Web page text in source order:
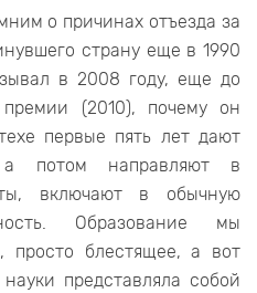
о причинах отъезда за
страну еще в 1990
в 2008 году, еще до
премии (2010), почему он
первые пять лет дают
а потом направляют в
включают в обычную
Образование мы
просто блестящее, а вот
представляла собой